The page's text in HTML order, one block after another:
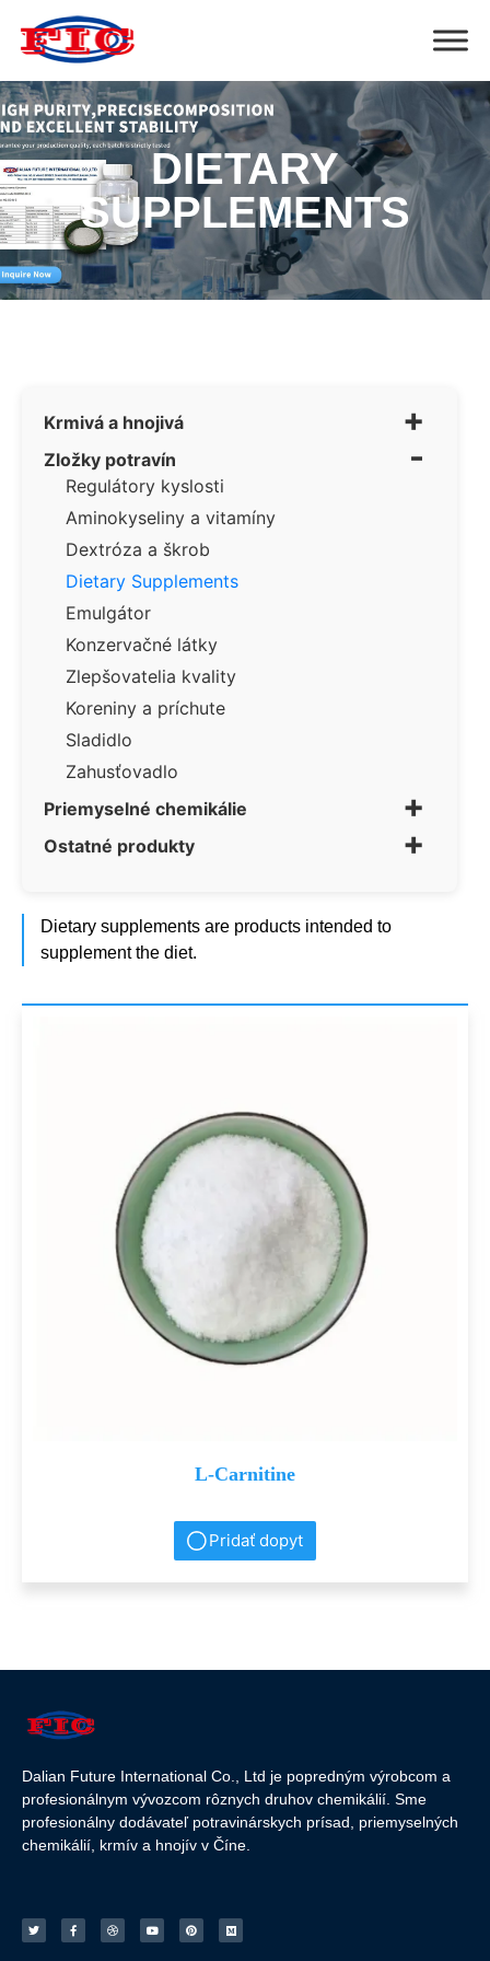
DIETARY
SUPPLEMENTS
Krmivá a hnojivá +
Zložky potravín -
Regulátory kyslosti
Aminokyseliny a vitamíny
Dextróza a škrob
Dietary Supplements
Emulgátor
Konzervačné látky
Zlepšovatelia kvality
Koreniny a príchute
Sladidlo
Zahusťovadlo
Priemyselné chemikálie
+
Ostatné produkty +
Dietary supplements are products intended to
supplement the diet.
L-Carnitine
Pridať dopyt
Dalian Future International Co., Ltd je popredným výrobcom a
profesionálnym vývozcom rôznych druhov chemikálií. Sme
profesionálny dodávateľ potravinárskych prísad, priemyselných
chemikálií, krmív a hnojív v Číne.